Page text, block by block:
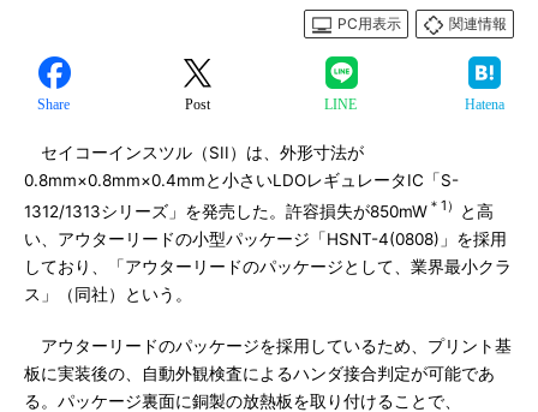
PC用表示
関連情報
Share Post LINE Hatena
セイコーインスツル（SII）は、外形寸法が
0.8mm×0.8mm×0.4mmと小さいLDOレギュレータIC「S-
1312/1313シリーズ」を発売した。許容損失が850mW ＊1）
と高
い、アウターリードの小型パッケージ「HSNT-4(0808)」を採用
しており、「アウターリードのパッケージとして、業界最小クラ
ス」（同社）という。
アウターリードのパッケージを採用しているため、プリント基
板に実装後の、自動外観検査によるハンダ接合判定が可能であ
る。パッケージ裏面に銅製の放熱板を取り付けることで、